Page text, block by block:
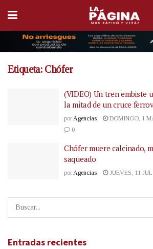
Etiqueta: Chófer
(VIDEO) Un tren embiste
la mitad de un cruce
por Agencias
DOMINGO, 1
0
Chófer muere calcinado,
saqueado
por Agencias JUEVES, 11
Entradas recientes